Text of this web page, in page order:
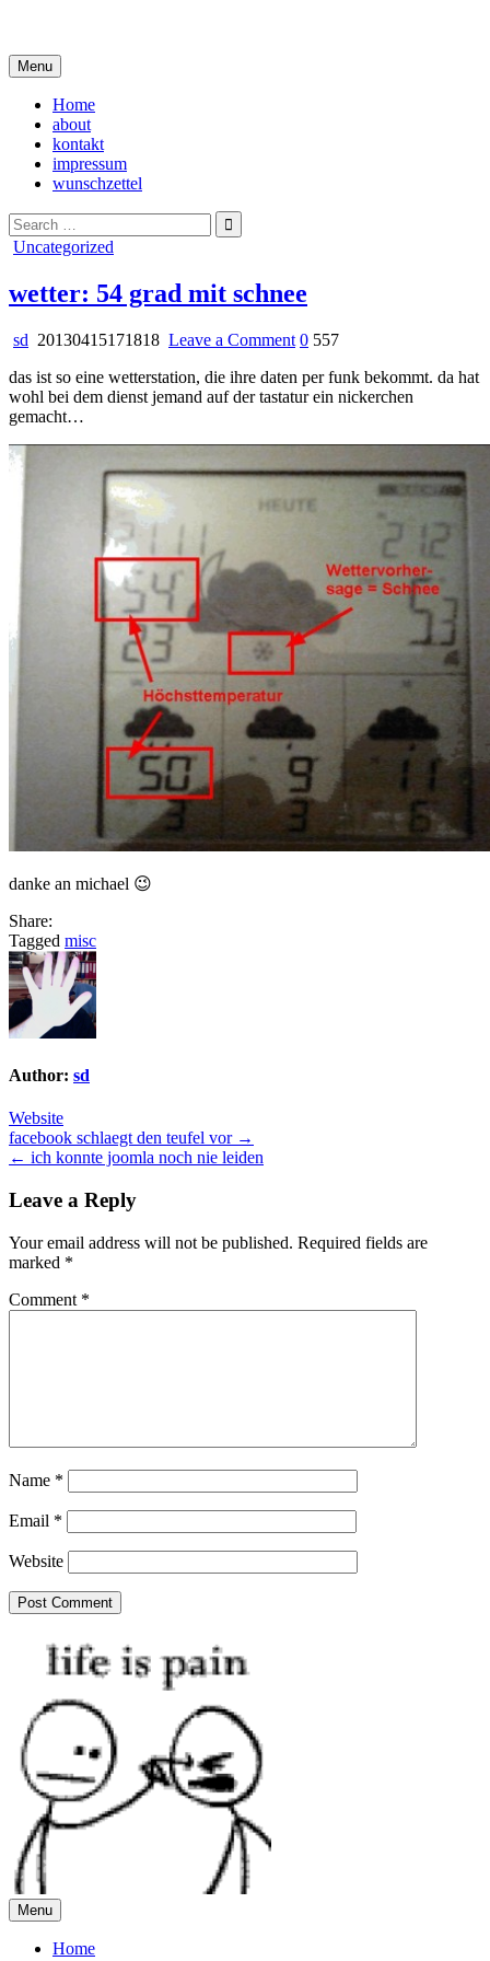
content
Menu
Home
about
kontakt
impressum
wunschzettel
Search
for:
Posted
Uncategorized
wetter: 54 grad mit schnee
sd 20130415171818 Leave a Commenton
54
grad
0 557
das ist so eine wetterstation, die ihre daten per funk bekommt. da hat
wohl bei dem dienst jemand auf der tastatur ein nickerchen
gemacht…
danke an michael 😉
Share:
Tagged misc
Author: sd
Website
Post
navigation
facebook schlaegt den teufel vor →
← ich konnte joomla noch nie leiden
Leave a Reply
Your email address will not be published. Required fields are
marked *
Comment *
Name *
Email *
Website
Menu
Home